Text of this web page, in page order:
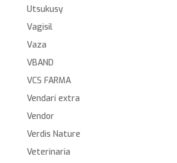
Utsukusy
Vagisil
Vaza
VBAND
VCS FARMA
Vendarí extra
Vendor
Verdis Nature
Veterinaria